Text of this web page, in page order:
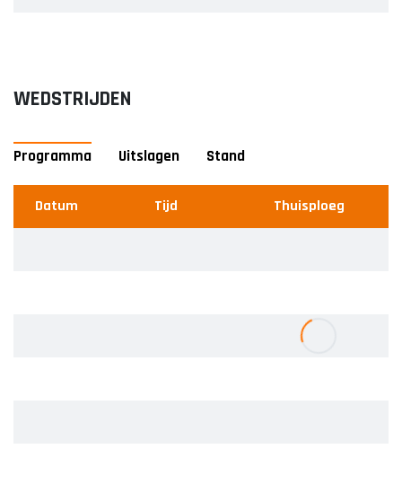
WEDSTRIJDEN
Programma Uitslagen Stand
Datum Tijd Thuisploeg
Datum Uitploeg
#